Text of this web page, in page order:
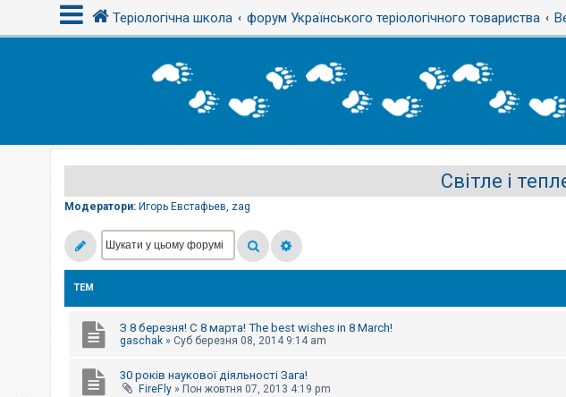
Теріологічна школа форум Українського теріологічного товариства
Світле і
Модератори: Игорь Евстафьев, zag
ТЕМ
З 8 березня! С 8 марта! The best wishes in 8 March!
gaschak » Суб березня 08, 2014 9:14 am
30 років наукової діяльності Зага!
FireFly » Пон жовтня 07, 2013 4:19 pm